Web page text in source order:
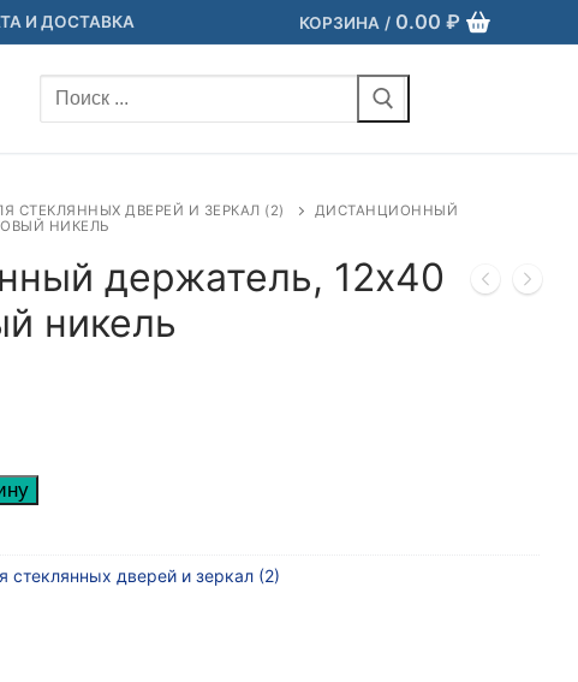
И ДОСТАВКА КОРЗИНА / 0.00 ₽
Найти:
СТЕКЛЯННЫХ ДВЕРЕЙ И ЗЕРКАЛ (2)
ДИСТАНЦИОННЫЙ
НИКЕЛЬ
держатель, 12х40
никель
стеклянных дверей и зеркал (2)